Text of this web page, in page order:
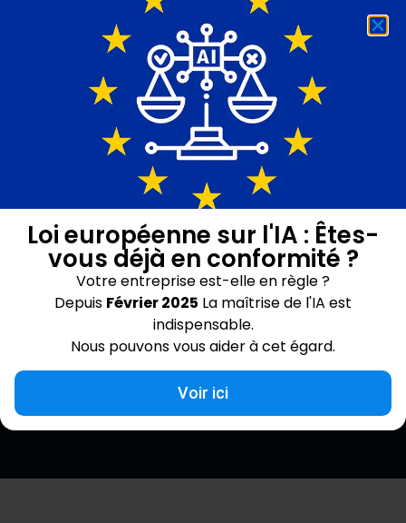
VIE PRIVÉE *
En soumettant ce formulaire, vous acceptez la
manière dont nous traitons vos données, telle que
décrite dans notre politique de confidentialité.
EXPÉDITION
Loi européenne sur l'IA : Êtes-
vous déjà en conformité ?
Votre entreprise est-elle en règle ?
Depuis Février 2025 La maîtrise de l'IA est
indispensable.
Nous pouvons vous aider à cet égard.
Voir ici